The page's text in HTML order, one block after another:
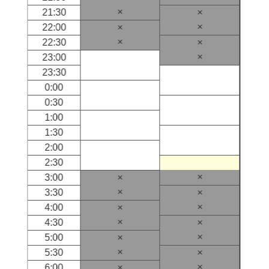
21:30
×
×
22:00
×
×
22:30
×
×
23:00
×
23:30
0:00
0:30
1:00
1:30
2:00
2:30
3:00
×
×
3:30
×
×
4:00
×
×
4:30
×
×
5:00
×
×
5:30
×
×
×